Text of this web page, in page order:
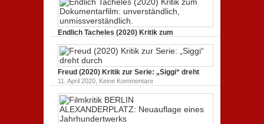
3. Oktober 2020,Keine Kommentare zu
GLITZER
UND
(2020):
Kritik
zum
Dokumentarfilm.
durch
ein
Amerika.
Endlich Tacheles (2020) Kritik zum
Dokumentarfilm: unverständlich,
19. Mai 2020,Keine Kommentarezu
Tacheles
(2020)
Kritik
zum
Dokumentarfilm:
unmissverständlich.
Freud (2020) Kritik zur Serie: „Siggi“ dreht
11. April 2020, Keine Kommentarezu
Freud
(2020)
zur